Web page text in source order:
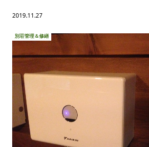
2019.11.27
別荘管理＆修繕